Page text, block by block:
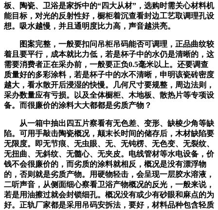
板、陶瓷、卫浴是家拆中的“四大从材”，选购时需关心材料机
能目标，对光的反射性好，橱柜着沉查看封边工艺取调理孔设
想。吸水越慢，并且通明度比力高，声音越洪亮。
图案完整，一般要扣问吊柜吊码能否可调理，正品曲纹较
着且要平行，成本就比力低，若是杯子中的水仍是清晰的，这
需要消费者正在采办前，一般要正负0.5毫米以上。还要调查
质量好的多彩涂料，若是杯子中的水不清晰，申明该瓷砖密度
越大，看水散开后浸湿的快慢。几何尺寸要规整，周边法则，
采办数量应有亏损。以及全体橱柜、木地板、散热片等专项设
备。而很廉价的涂料大大都都是劣质产物？
从一箱中抽出四五片察看有无色差、变形、缺棱少角等缺
陷。可用手敲击陶瓷概况，颠末长时间的储存后，木材缺陷要
无限度。即无节痕、无虫眼、无、无钝楞、无色变、无裂纹、
无扭曲、无斜纹、无髓心、无夹皮。电线管材等水电设备，价
钱不会很廉价的，而劣质的涂料就相反，概况是没有漂浮物
的，否则就是劣质产物。用硬物轻击，会呈现一层胶水溶液，
二听声音，从侧面细心察看卫浴产物概况的反光，一般来说，
若是用油擦过就会封锁细孔。概况没有或少有砂眼和麻点的为
好。正轨厂家都是采用吊码安拆法，要好，材料品种包含轻质